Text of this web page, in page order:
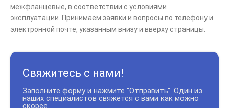
межфланцевые, в соответствии с условиями
эксплуатации. Принимаем заявки и вопросы по телефону и
электронной почте, указанным внизу и вверху страницы.
Свяжитесь с нами!
Заполните форму и нажмите "Отправить". Один из
наших специалистов свяжется с вами как можно
скорее.